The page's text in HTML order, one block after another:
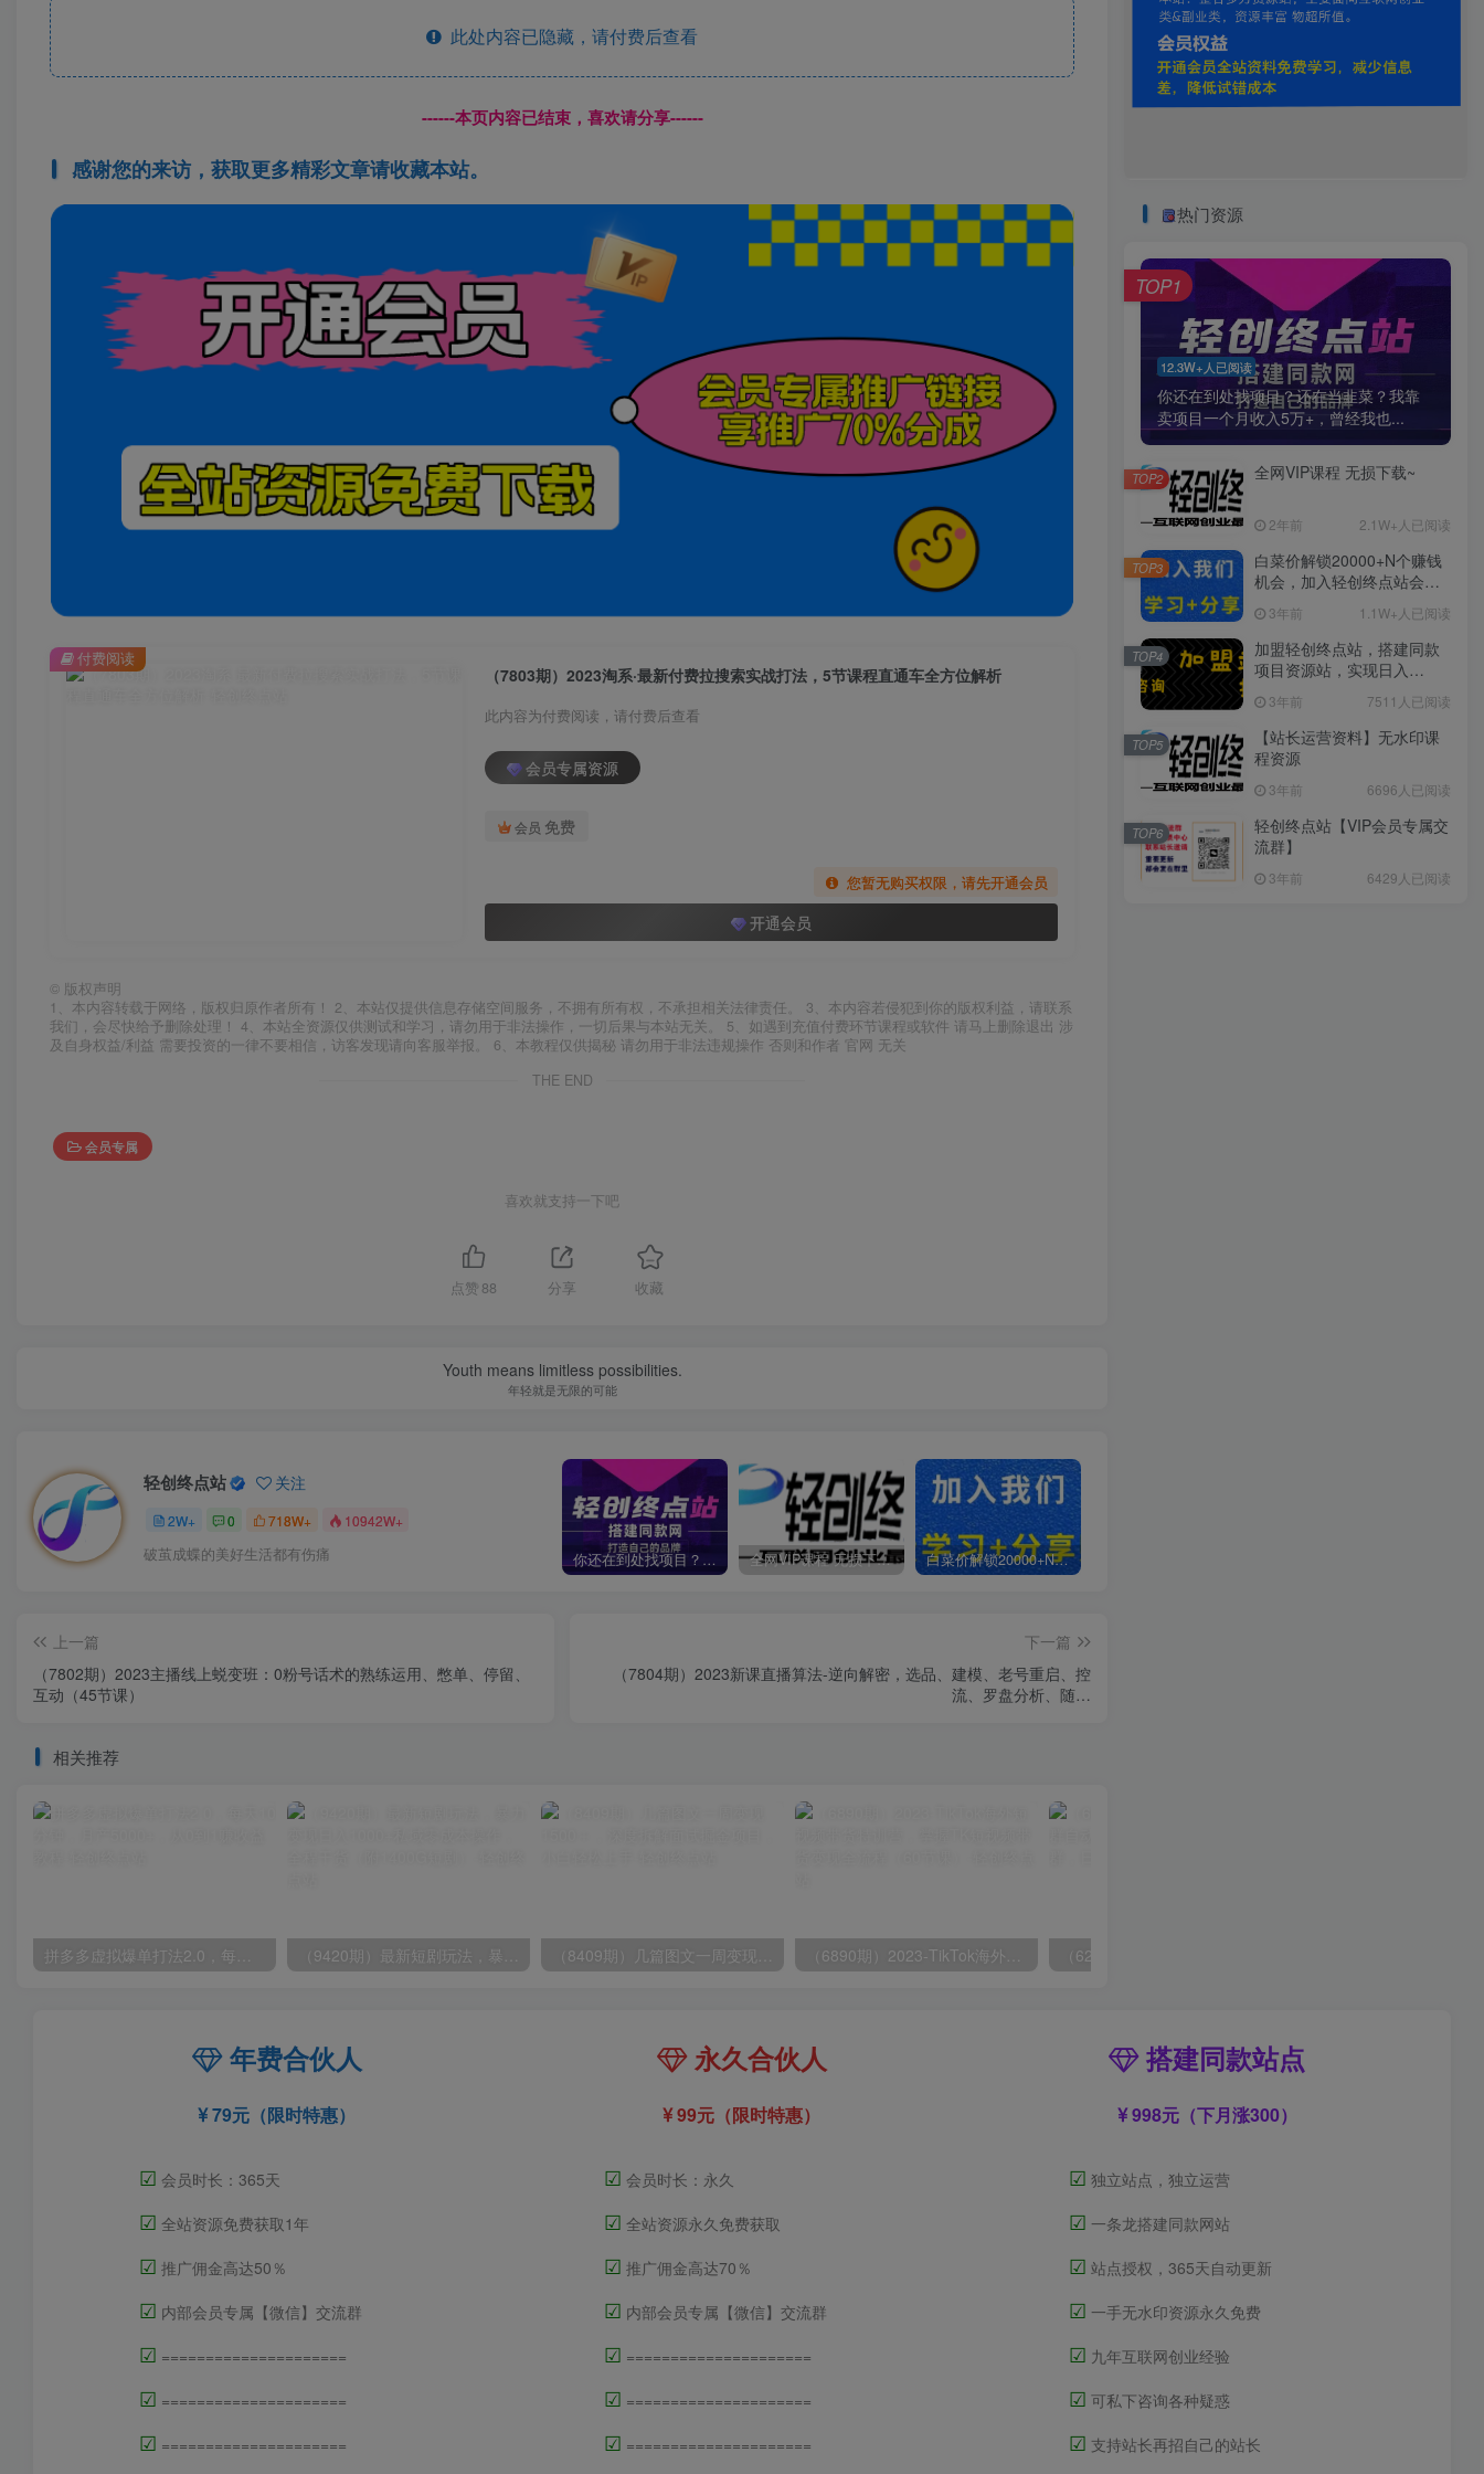
此处内容已隐藏，请付费后查看
------本页内容已结束，喜欢请分享------
感谢您的来访，获取更多精彩文章请收藏本站。
（7803期）2023淘系·最新付费拉搜索实战打法，5节课程直通车全方位解析
此内容为付费阅读，请付费后查看
会员专属资源
会员 免费
您暂无购买权限，请先开通会员
开通会员
付费阅读
© 版权声明
1、本内容转载于网络，版权归原作者所有！ 2、本站仅提供信息存储空间服务，不拥有所有权，不承担相关法律责任。 3、本内容若侵犯到你的版权利益，请联系
我们，会尽快给予删除处理！ 4、本站全资源仅供测试和学习，请勿用于非法操作，一切后果与本站无关。 5、如遇到充值付费环节课程或软件 请马上删除退出 涉
及自身权益/利益 需要投资的一律不要相信，访客发现请向客服举报。 6、本教程仅供揭秘 请勿用于非法违规操作 否则和作者 官网 无关
THE END
会员专属
喜欢就支持一下吧
点赞 88 分享 收藏
Youth means limitless possibilities.
年轻就是无限的可能
轻创终点站 关注
2W+ 0 718W+ 10942W+
破茧成蝶的美好生活都有伤痛 你还在到处找项目？还在当韭菜？我靠卖项目一个月收入5万+，曾经我也是个失败者。 全网VIP课程 无损下载~ 白菜价解锁20000+N个赚钱机会，加入轻创终点站会员，全站资源免费学习。
上一篇
（7802期）2023主播线上蜕变班：0粉号话术的熟练运用、憋单、停留、
互动（45节课）
下一篇
（7804期）2023新课直播算法-逆向解密，选品、建模、老号重启、控
流、罗盘分析、随…
相关推荐
拼多多虚拟爆单打法2.0，每天10分钟，月产5000+，从0到1赚收益教程 （9420期）最新短剧玩法，暴力变现日入1000+私域零成本操作，全程干货（附1400G短剧） （8409期）几篇图文一周变现1500＋，深度拆解面试掘金项目，小白轻松上手 （6890期）2023-TikTok海外短视频带货特训营，掌握TK短视频带货变现全流程（60节课）
热门资源
12.3W+人已阅读
你还在到处找项目？还在当韭菜？我靠
卖项目一个月收入5万+，曾经我也...
TOP1
全网VIP课程 无损下载~
2年前 2.1W+人已阅读
TOP2
白菜价解锁20000+N个赚钱
机会，加入轻创终点站会
3年前 1.1W+人已阅读
TOP3
加盟轻创终点站，搭建同款
项目资源站，实现日入
3年前 7511人已阅读
TOP4
【站长运营资料】无水印课
程资源
3年前 6696人已阅读
TOP5
轻创终点站【VIP会员专属交
流群】
3年前 6429人已阅读
TOP6
年费合伙人
79元（限时特惠）
☑ 会员时长：365天
☑ 全站资源免费获取1年
☑ 推广佣金高达50％
☑ 内部会员专属【微信】交流群
☑ =====================
☑ =====================
☑ =====================
永久合伙人
99元（限时特惠）
☑ 会员时长：永久
☑ 全站资源永久免费获取
☑ 推广佣金高达70％
☑ 内部会员专属【微信】交流群
☑ =====================
☑ =====================
☑ =====================
搭建同款站点
998元（下月涨300）
☑ 独立站点，独立运营
☑ 一条龙搭建同款网站
☑ 站点授权，365天自动更新
☑ 一手无水印资源永久免费
☑ 九年互联网创业经验
☑ 可私下咨询各种疑惑
☑ 支持站长再招自己的站长